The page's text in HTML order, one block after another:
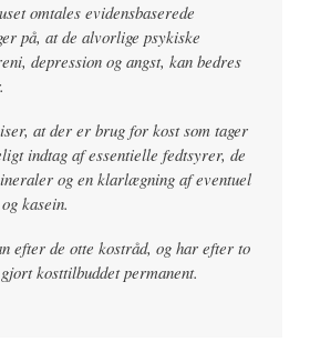
omtales evidensbaserede
på, at de alvorlige psykiske
depression og angst, kan bedres
at der er brug for kost som tager
indtag af essentielle fedtsyrer, de
og en klarlægning af eventuel
kasein.
efter de otte kostråd, og har efter to
kosttilbuddet permanent.